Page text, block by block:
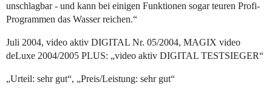
unschlagbar - und kann bei einigen Funktionen sogar teuren Profi-
Programmen das Wasser reichen.“
Juli 2004, video aktiv DIGITAL Nr. 05/2004, MAGIX video
deLuxe 2004/2005 PLUS: „video aktiv DIGITAL TESTSIEGER“
„Urteil: sehr gut“, „Preis/Leistung: sehr gut“